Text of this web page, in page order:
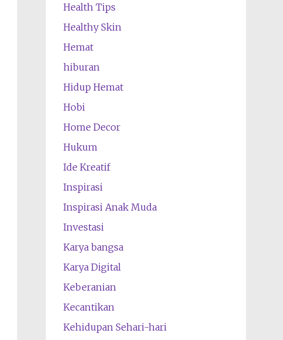
Health Tips
Healthy Skin
Hemat
hiburan
Hidup Hemat
Hobi
Home Decor
Hukum
Ide Kreatif
Inspirasi
Inspirasi Anak Muda
Investasi
Karya bangsa
Karya Digital
Keberanian
Kecantikan
Kehidupan Sehari-hari